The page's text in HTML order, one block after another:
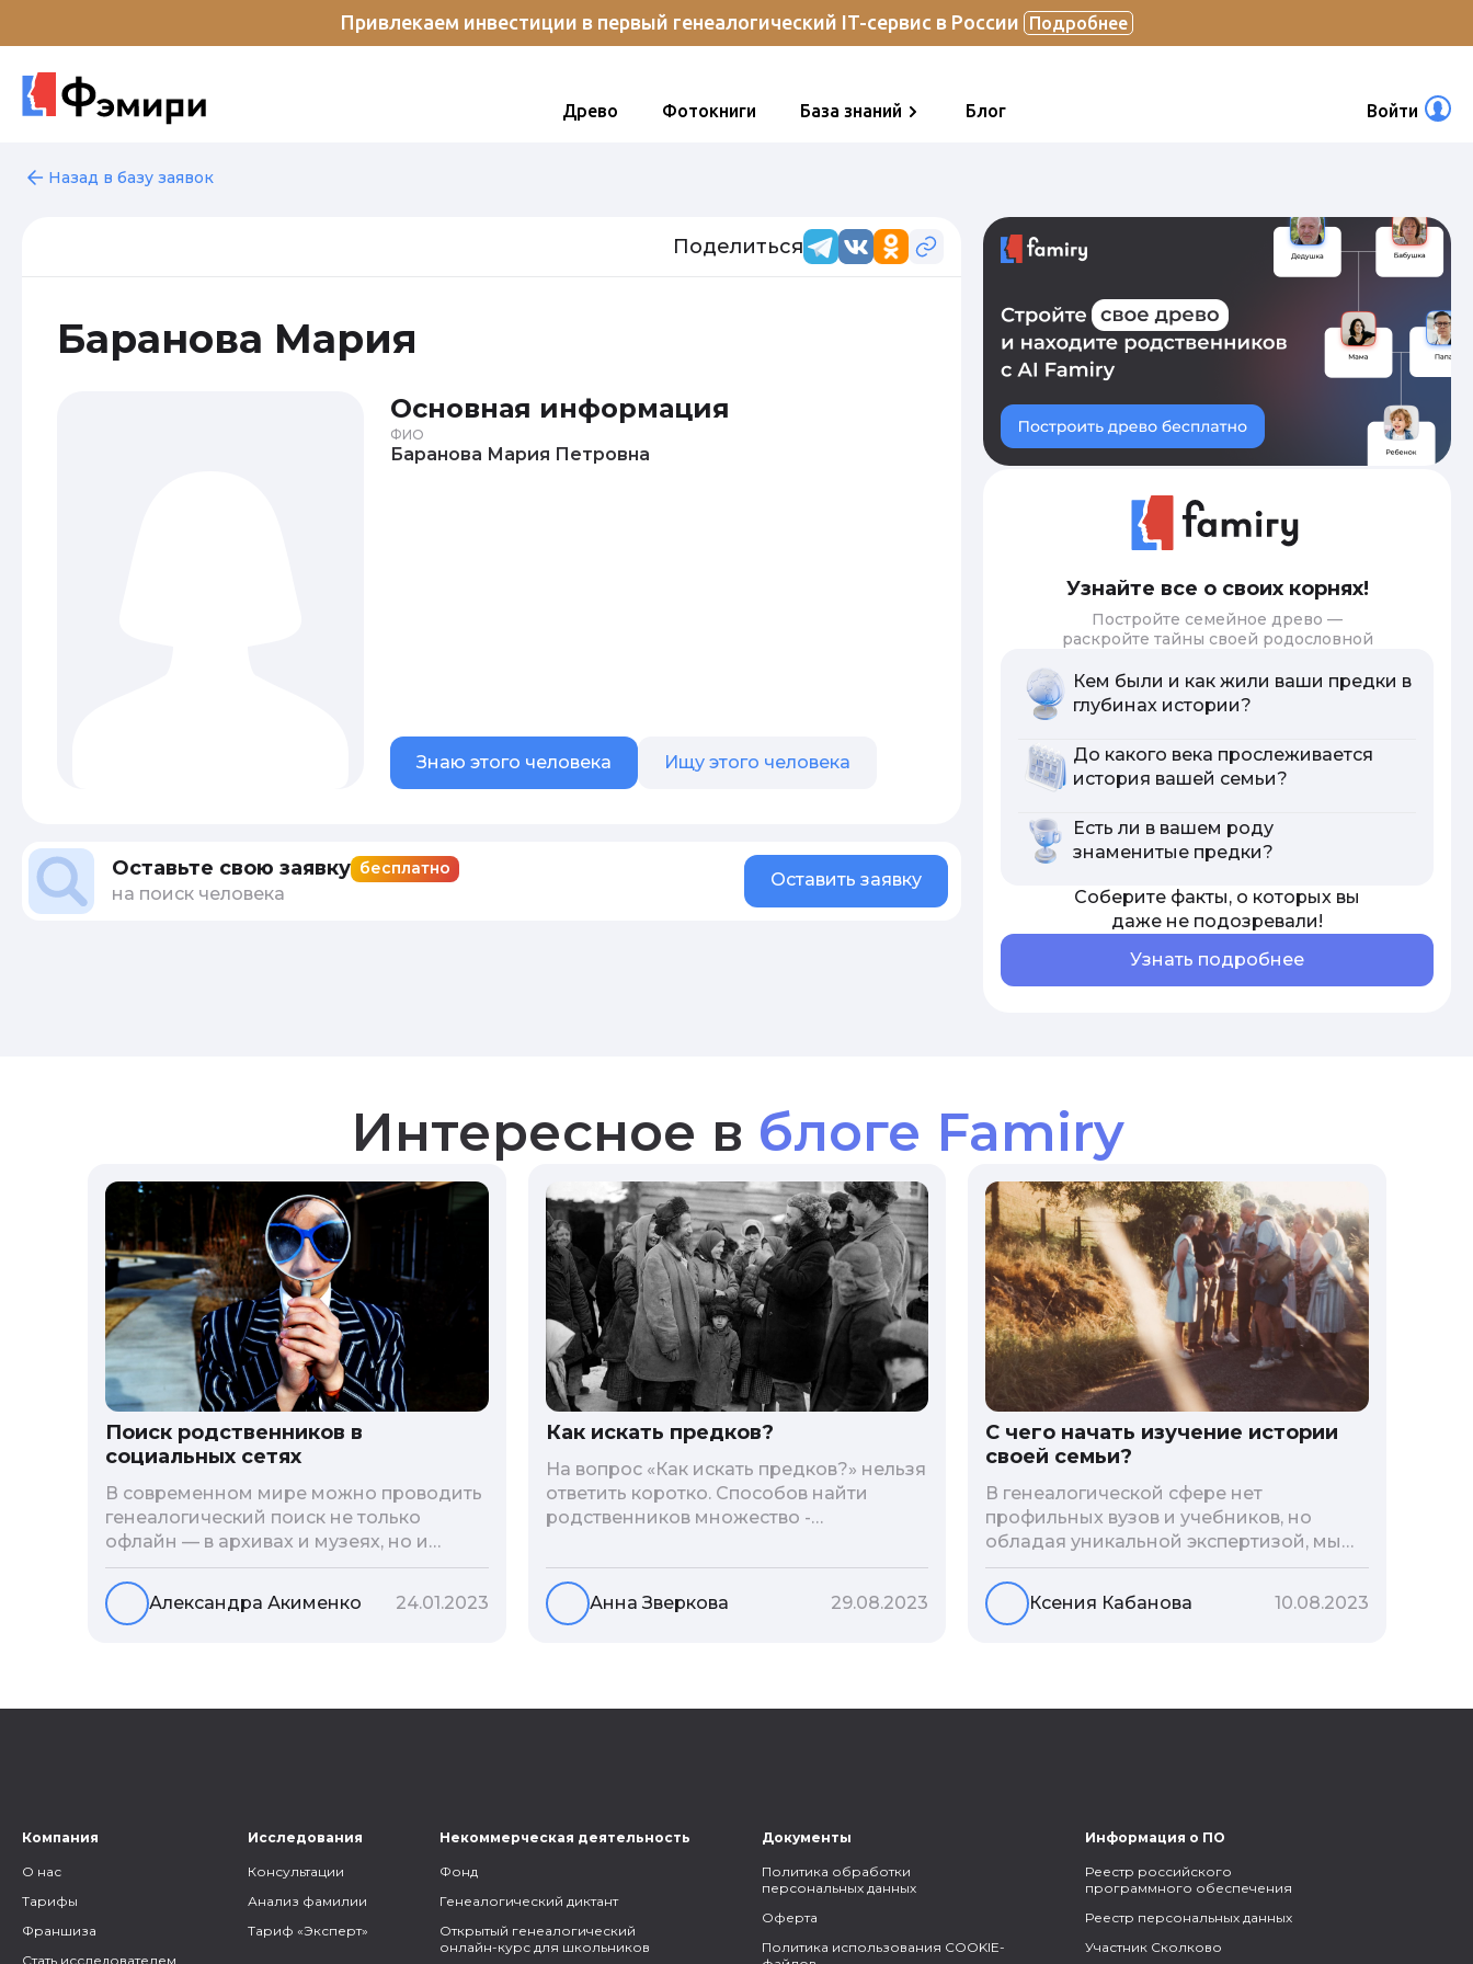
Привлекаем инвестиции в первый генеалогический IT-сервис в России Подробнее
Древо Фотокниги База знаний Блог Войти
Назад в базу заявок
Поделиться
Баранова Мария
Основная информация
ФИО
Баранова Мария Петровна
Знаю этого человека Ищу этого человека
Оставьте свою заявку бесплатно
на поиск человека
Оставить заявку
Узнайте все о своих корнях!
Постройте семейное древо —
раскройте тайны своей родословной
Кем были и как жили ваши предки в
глубинах истории?
До какого века прослеживается
история вашей семьи?
Есть ли в вашем роду
знаменитые предки?
Соберите факты, о которых вы
даже не подозревали!
Узнать подробнее
Интересное в блоге Famiry
Поиск родственников в
социальных сетях
В современном мире можно проводить
генеалогический поиск не только
офлайн — в архивах и музеях, но и
воспользоваться интернетом. Сегодня
мы расскажем вам как и в каких
социальных сетях можно провести
то, как грамотно построить с ними
Александра Акименко 24.01.2023
Как искать предков?
На вопрос «Как искать предков?» нельзя
ответить коротко. Способов найти
родственников множество -
социальные сети, ДНК-тесты, онлайн-
базы. Именно поэтому мы сделали для
вас подборку лучших статей блога
Анна Зверкова 29.08.2023
С чего начать изучение истории
своей семьи?
В генеалогической сфере нет
профильных вузов и учебников, но
обладая уникальной экспертизой, мы
разработали авторскую методологию
проведения архивно-генеалогических
исследований, ее мы закладываем и
Ксения Кабанова 10.08.2023
Компания
О нас
Тарифы
Франшиза
Стать исследователем
Исследования
Консультации
Анализ фамилии
Тариф «Эксперт»
Некоммерческая деятельность
Фонд
Генеалогический диктант
Открытый генеалогический
онлайн-курс для школьников
Документы
Политика обработки
персональных данных
Оферта
Политика использования COOKIE-
Информация о ПО
Реестр российского
программного обеспечения
Реестр персональных данных
Участник Сколково